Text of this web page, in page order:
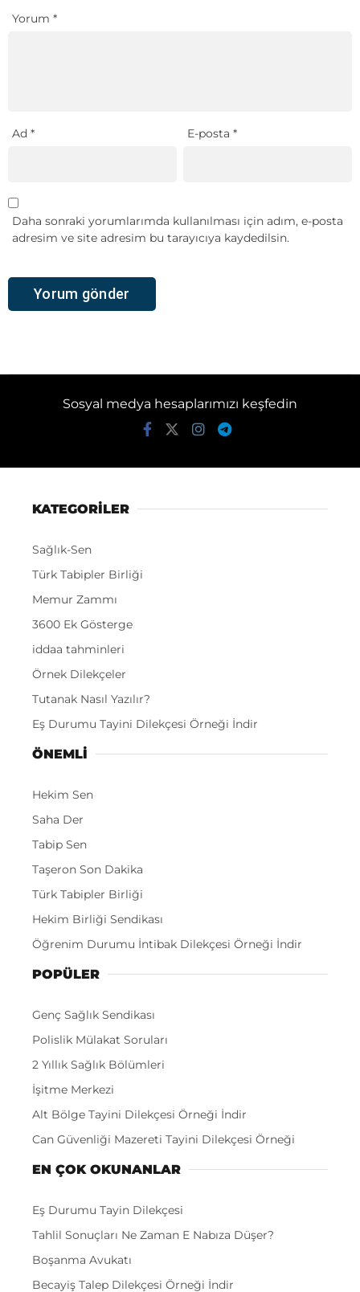
Yorum *
Ad * E-posta*
Daha sonraki yorumlarımda kullanılması için adım, e-posta
adresim ve site adresim bu tarayıcıya kaydedilsin.
Sosyal medya hesaplarımızı keşfedin
KATEGORİLER
Sağlık-Sen
Türk Tabipler Birliği
Memur Zammı
3600 Ek Gösterge
iddaa tahminleri
Örnek Dilekçeler
Tutanak Nasıl Yazılır?
Eş Durumu Tayini Dilekçesi Örneği İndir
ÖNEMLI
Hekim Sen
Saha Der
Tabip Sen
Taşeron Son Dakika
Türk Tabipler Birliği
Hekim Birliği Sendikası
Öğrenim Durumu İntibak Dilekçesi Örneği İndir
POPÜLER
Genç Sağlık Sendikası
Polislik Mülakat Soruları
2 Yıllık Sağlık Bölümleri
İşitme Merkezi
Alt Bölge Tayini Dilekçesi Örneği İndir
Can Güvenliği Mazereti Tayini Dilekçesi Örneği
EN ÇOK OKUNANLAR
Eş Durumu Tayin Dilekçesi
Tahlil Sonuçları Ne Zaman E Nabıza Düşer?
Boşanma Avukatı
Becayiş Talep Dilekçesi Örneği İndir